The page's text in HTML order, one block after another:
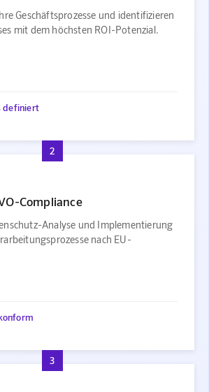
Geschäftsprozesse und identifizieren
mit dem höchsten ROI-Potenzial.
definiert
2
Compliance
Analyse und Implementierung
nach EU-
3